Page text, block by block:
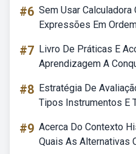
#6 Sem Usar
Expressões Em
#7 Livro De Práticas E
Aprendizagem A
#8 Estratégia De
Tipos Instrumentos E
#9 Acerca Do Contexto
Quais As Alternativas